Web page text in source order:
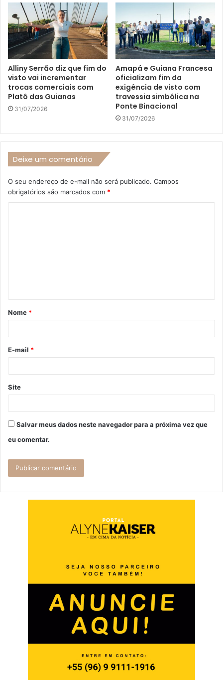
Alliny Serrão diz que fim do
visto vai incrementar
trocas comerciais com
Platô das Guianas
31/07/2026
Amapá e Guiana Francesa
oficializam fim da
exigência de visto com
travessia simbólica na
Ponte Binacional
31/07/2026
Deixe um comentário
O seu endereço de e-mail não será publicado. Campos
obrigatórios são marcados com *
á
r
*
Nome *
E-mail *
Site
Salvar meus dados neste navegador para a próxima vez que
eu comentar.